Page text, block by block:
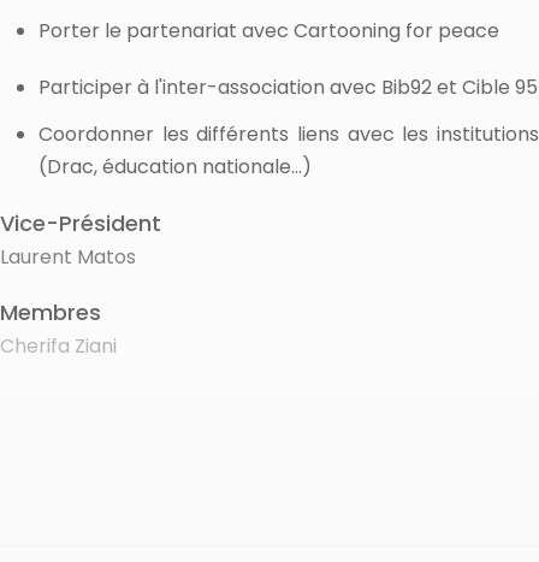
Porter le partenariat avec Cartooning for peace
Participer à l'inter-association avec Bib92 et Cible 95
Coordonner les différents liens avec les institutions
(Drac, éducation nationale...)
Vice-Président
Laurent Matos
Membres
Cherifa Ziani